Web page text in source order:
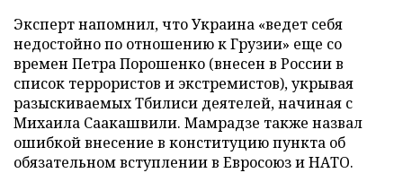
Эксперт напомнил, что Украина «ведет себя
недостойно по отношению к Грузии» еще со
времен Петра Порошенко (внесен в России в
список террористов и экстремистов), укрывая
разыскиваемых Тбилиси деятелей, начиная с
Михаила Саакашвили. Мамрадзе также назвал
ошибкой внесение в конституцию пункта об
обязательном вступлении в Евросоюз и НАТО.